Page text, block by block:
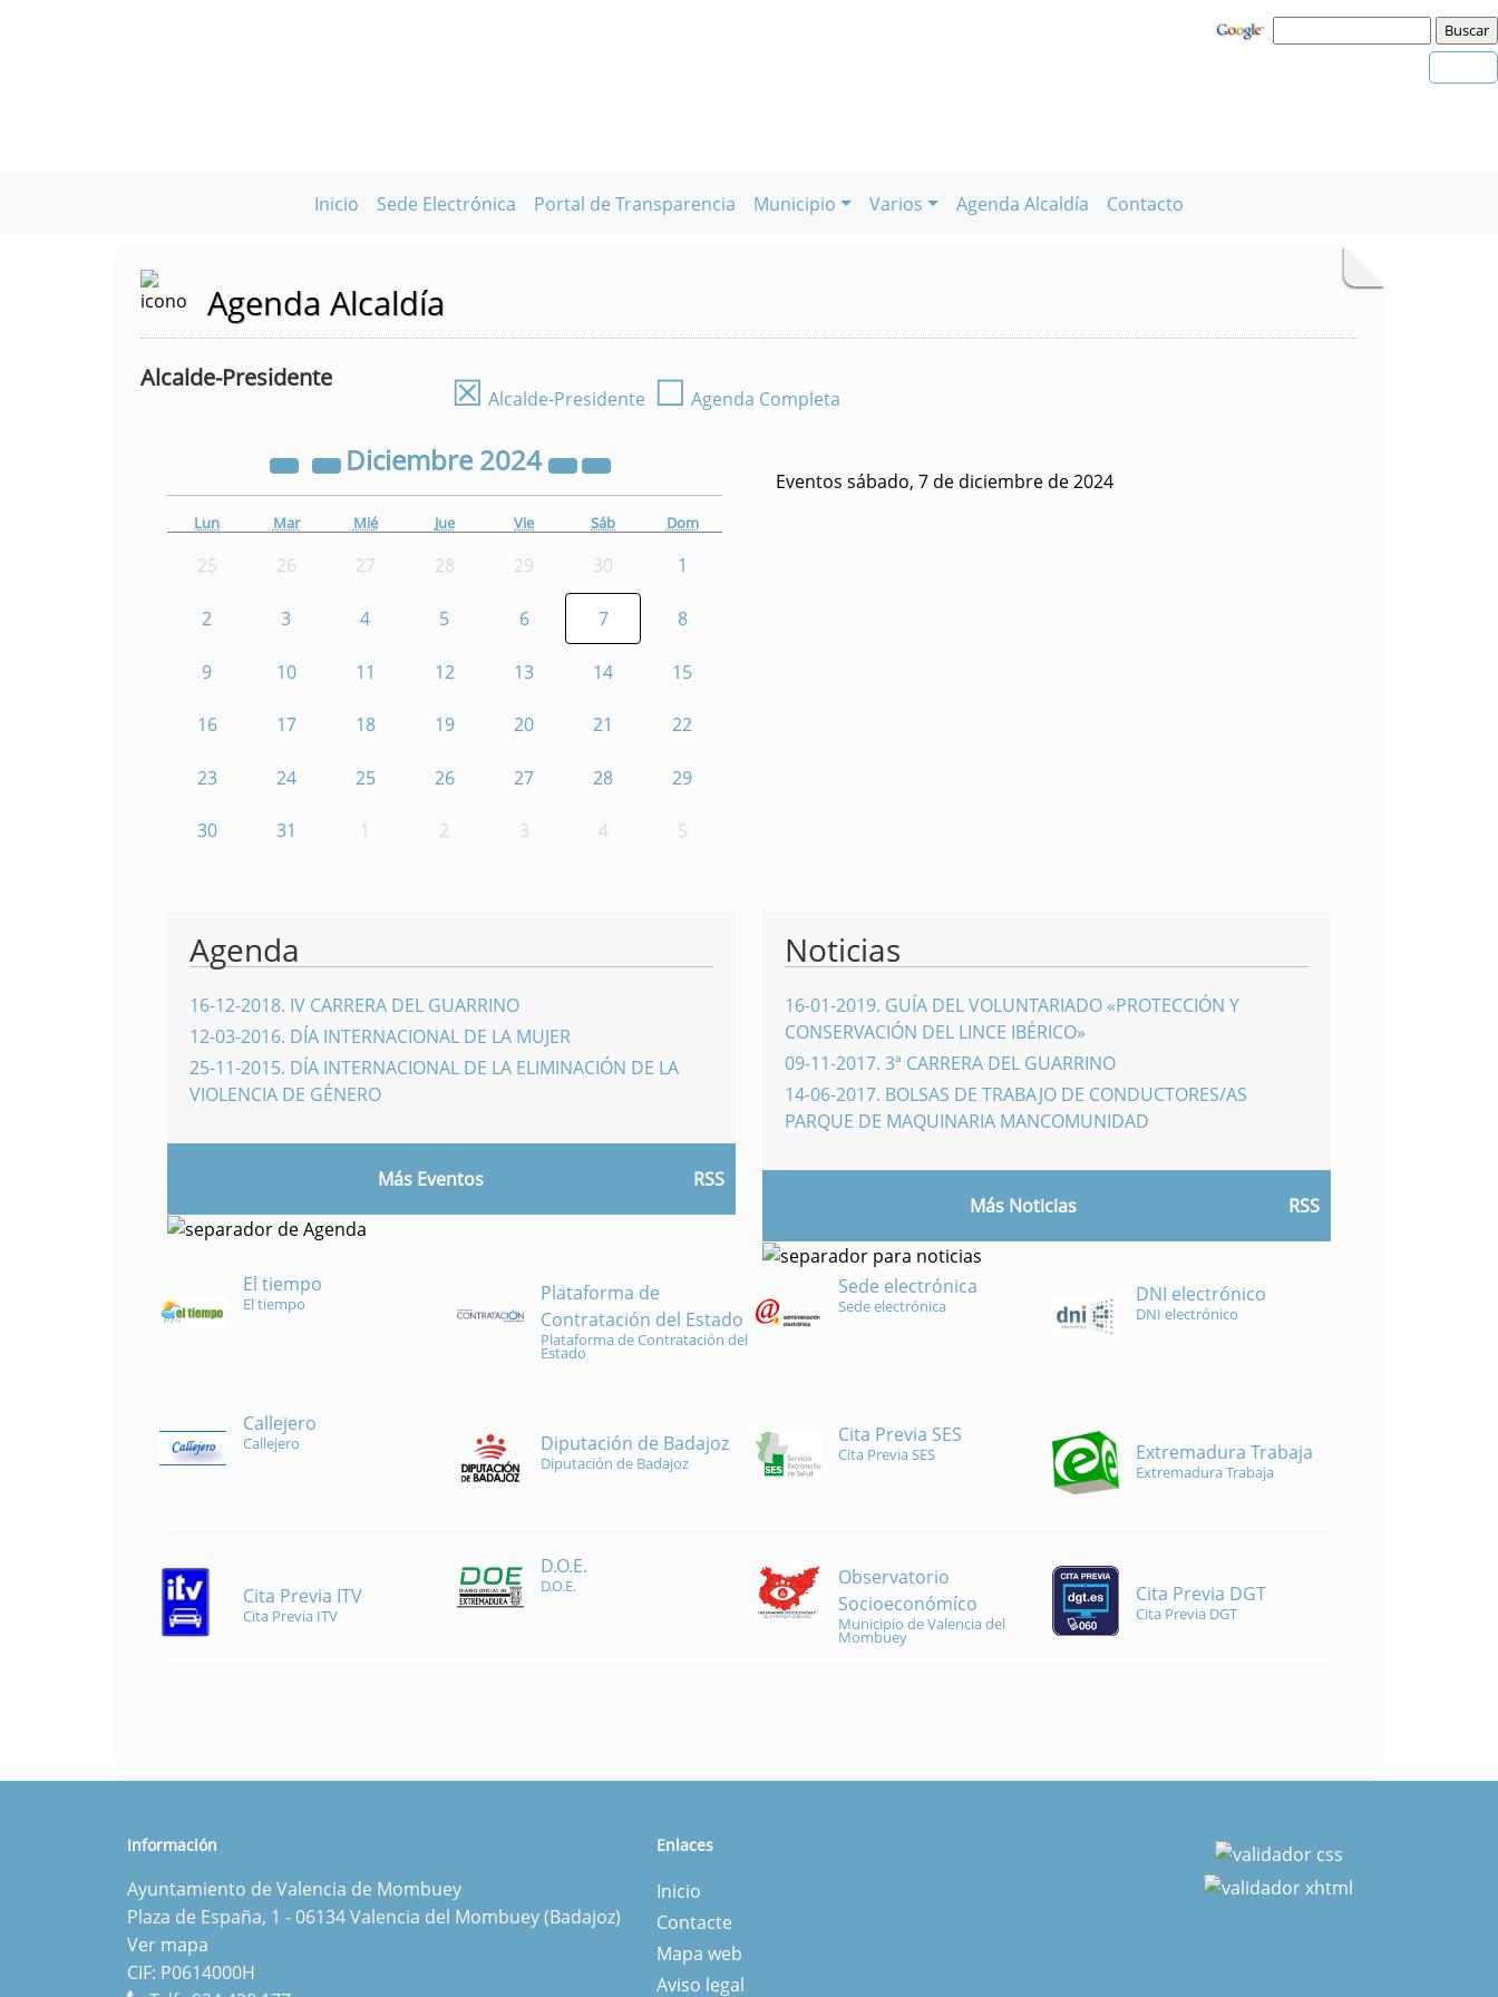
Inicio Sede Electrónica Portal de Transparencia Municipio Varios Agenda Alcaldía Contacto
Agenda Alcaldía
Alcalde-Presidente ☒ Alcalde-Presidente ☐ Agenda Completa
Diciembre2024
Lun Mar Mié Jue Vie Sáb Dom
25 26 27 28 29 30 1
2 3 4 5 6 7 8
9 10 11 12 13 14 15
16 17 18 19 20 21 22
23 24 25 26 27 28 29
30 31 1 2 3 4 5
Eventos sábado, 7 de diciembre de 2024
Agenda
16-12-2018. IV CARRERA DEL GUARRINO
12-03-2016. DÍA INTERNACIONAL DE LA MUJER
25-11-2015. DÍA INTERNACIONAL DE LA ELIMINACIÓN DE LA
VIOLENCIA DE GÉNERO
Más Eventos RSS
Noticias
16-01-2019. GUÍA DEL VOLUNTARIADO «PROTECCIÓN Y
CONSERVACIÓN DEL LINCE IBÉRICO»
09-11-2017. 3ª CARRERA DEL GUARRINO
14-06-2017. BOLSAS DE TRABAJO DE CONDUCTORES/AS
PARQUE DE MAQUINARIA MANCOMUNIDAD
Más Noticias RSS
El tiempo
El tiempo
Plataforma de
Contratación del Estado
Plataforma de Contratación del
Estado
Sede electrónica
Sede electrónica DNI electrónico
DNI electrónico
Callejero
Callejero Diputación de Badajoz
Diputación de Badajoz
Cita Previa SES
Cita Previa SES Extremadura Trabaja
Extremadura Trabaja
Cita Previa ITV
Cita Previa ITV
D.O.E.
D.O.E.
Observatorio
Socioeconómíco
Municipio de Valencia del
Mombuey
Cita Previa DGT
Cita Previa DGT
Información
Ayuntamiento de Valencia de Mombuey
Plaza de España, 1 - 06134 Valencia del Mombuey (Badajoz)
Ver mapa
CIF: P0614000H
Enlaces
Inicio
Contacte
Mapa web
Aviso legal